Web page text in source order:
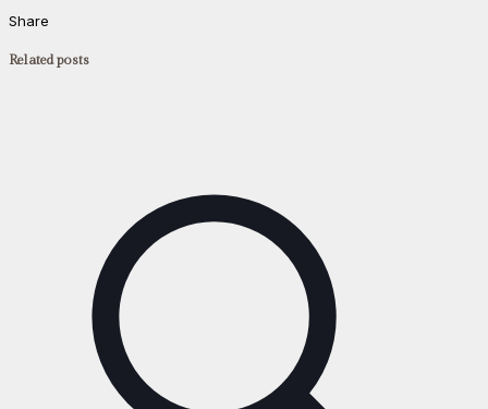
Share
Related posts